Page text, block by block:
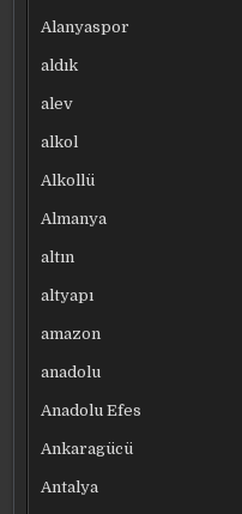
Alanyaspor
aldık
alev
alkol
Alkollü
Almanya
altın
altyapı
amazon
anadolu
Anadolu Efes
Ankaragücü
Antalya